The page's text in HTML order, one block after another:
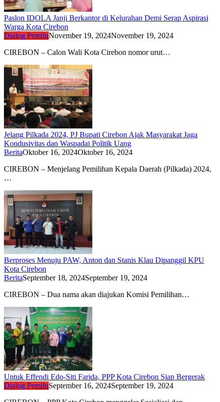
Paslon IDOLA Janji Berkantor di Kelurahan Demi Serap Aspirasi
Warga Kota Cirebon
Dialog PemiluNovember 19, 2024November 19, 2024
CIREBON – Calon Wali Kota Cirebon nomor urut…
Jelang Pilkada 2024, PJ Bupati Cirebon Ajak Masyarakat Jaga
Kondusivitas dan Waspadai Politik Uang
BeritaOktober 16, 2024Oktober 16, 2024
CIREBON – Menjelang Pemilihan Kepala Daerah (Pilkada) 2024,
…
Berproses Menuju PAW, Anton dan Stanis Klau Dipanggil KPU
Kota Cirebon
BeritaSeptember 18, 2024September 19, 2024
CIREBON – Dua nama akan diajukan Komisi Pemilihan…
Untuk Effendi Edo-Siti Farida, PPP Kota Cirebon Siap Bergerak
Dialog PemiluSeptember 16, 2024September 19, 2024